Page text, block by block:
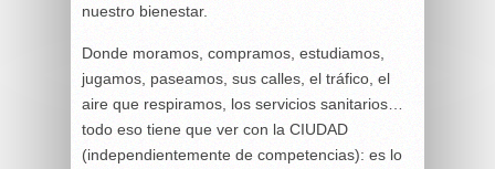
nuestro bienestar.
Donde moramos, compramos, estudiamos,
jugamos, paseamos, sus calles, el tráfico, el
aire que respiramos, los servicios sanitarios…
todo eso tiene que ver con la CIUDAD
(independientemente de competencias): es lo